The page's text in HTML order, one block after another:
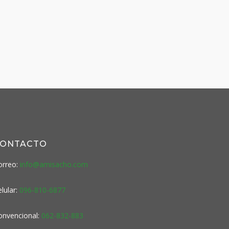
info@amisacho.com
096-810-6877
062-832-883